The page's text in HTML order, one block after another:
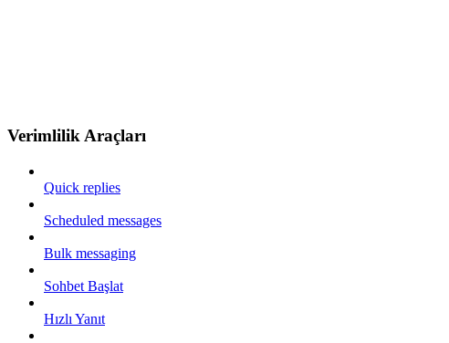
Verimlilik Araçları
Quick replies
Scheduled messages
Bulk messaging
Sohbet Başlat
Hızlı Yanıt